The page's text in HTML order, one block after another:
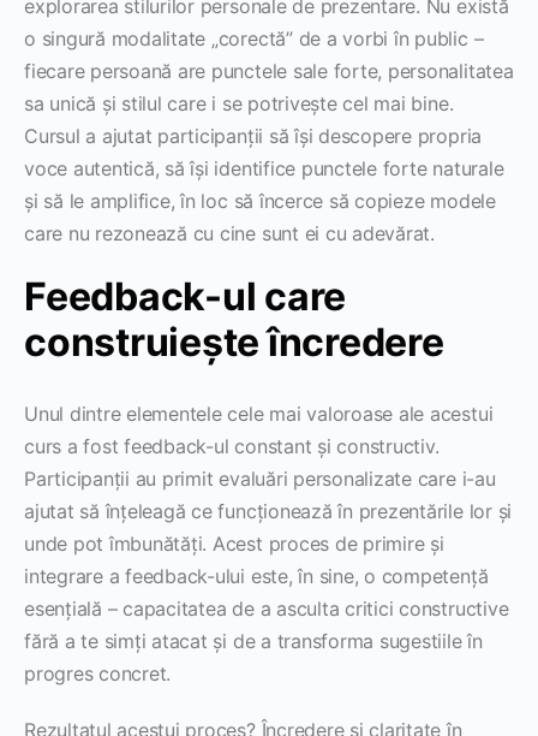
explorarea stilurilor personale de prezentare. Nu există
o singură modalitate „corectă” de a vorbi în public –
fiecare persoană are punctele sale forte, personalitatea
sa unică și stilul care i se potrivește cel mai bine.
Cursul a ajutat participanții să își descopere propria
voce autentică, să își identifice punctele forte naturale
și să le amplifice, în loc să încerce să copieze modele
care nu rezonează cu cine sunt ei cu adevărat.
Feedback-ul care
construiește încredere
Unul dintre elementele cele mai valoroase ale acestui
curs a fost feedback-ul constant și constructiv.
Participanții au primit evaluări personalizate care i-au
ajutat să înțeleagă ce funcționează în prezentările lor și
unde pot îmbunătăți. Acest proces de primire și
integrare a feedback-ului este, în sine, o competență
esențială – capacitatea de a asculta critici constructive
fără a te simți atacat și de a transforma sugestiile în
progres concret.
Rezultatul acestui proces? Încredere și claritate în